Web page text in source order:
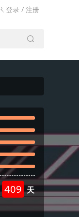
登录 / 注册
409 天